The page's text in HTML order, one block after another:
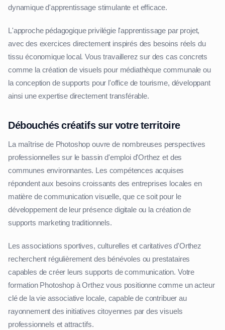
dynamique d'apprentissage stimulante et efficace.
L'approche pédagogique privilégie l'apprentissage par projet,
avec des exercices directement inspirés des besoins réels du
tissu économique local. Vous travaillerez sur des cas concrets
comme la création de visuels pour médiathèque communale ou
la conception de supports pour l'office de tourisme, développant
ainsi une expertise directement transférable.
Débouchés créatifs sur votre territoire
La maîtrise de Photoshop ouvre de nombreuses perspectives
professionnelles sur le bassin d'emploi d'Orthez et des
communes environnantes. Les compétences acquises
répondent aux besoins croissants des entreprises locales en
matière de communication visuelle, que ce soit pour le
développement de leur présence digitale ou la création de
supports marketing traditionnels.
Les associations sportives, culturelles et caritatives d'Orthez
recherchent régulièrement des bénévoles ou prestataires
capables de créer leurs supports de communication. Votre
formation Photoshop à Orthez vous positionne comme un acteur
clé de la vie associative locale, capable de contribuer au
rayonnement des initiatives citoyennes par des visuels
professionnels et attractifs.